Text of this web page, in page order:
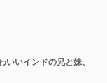
いインドの兄と妹、